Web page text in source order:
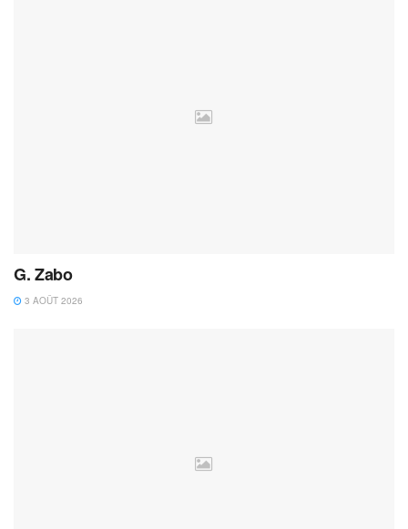
G. Zabo
3 AOÛT 2026